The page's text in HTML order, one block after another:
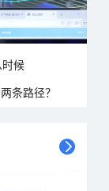
时候
条路径？